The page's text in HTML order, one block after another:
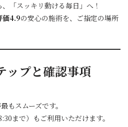
「スッキリ動ける毎日」へ！
価4.9の安心の施術を、ご指定の場所
ップと確認事項
もスムーズです。
まで）もご利用いただけます。